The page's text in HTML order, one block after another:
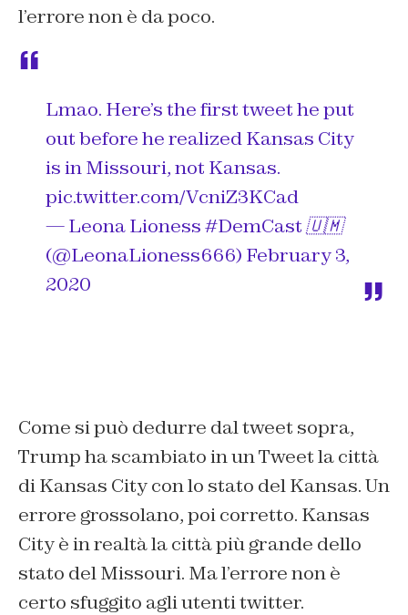
l’errore non è da poco.
Lmao. Here’s the first tweet he put
out before he realized Kansas City
is in Missouri, not Kansas.
pic.twitter.com/VcniZ3KCad
— Leona Lioness #DemCast 🇺🇲
(@LeonaLioness666) February 3,
2020
Come si può dedurre dal tweet sopra,
Trump ha scambiato in un Tweet la città
di Kansas City con lo stato del Kansas. Un
errore grossolano, poi corretto. Kansas
City è in realtà la città più grande dello
stato del Missouri. Ma l’errore non è
certo sfuggito agli utenti twitter.